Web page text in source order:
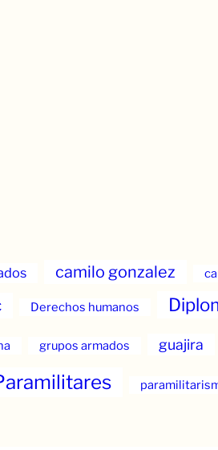
camilo gonzalez
Derechos humanos
grupos armados guajira